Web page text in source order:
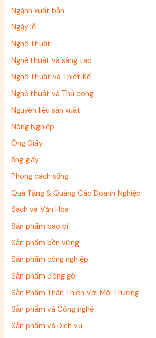
Ngành xuất bản
Ngày lễ
Nghệ Thuật
Nghệ thuật và sáng tạo
Nghệ Thuật và Thiết Kế
Nghệ thuật và Thủ công
Nguyên liệu sản xuất
Nông Nghiệp
Ống Giấy
ống giấy
Phong cách sống
Quà Tặng & Quảng Cáo Doanh Nghiệp
Sách và Văn Hóa
Sản phẩm bao bì
Sản phẩm bền vững
Sản phẩm công nghiệp
Sản phẩm đóng gói
Sản Phẩm Thân Thiện Với Môi Trường
Sản phẩm và Công nghệ
Sản phẩm và Dịch vụ